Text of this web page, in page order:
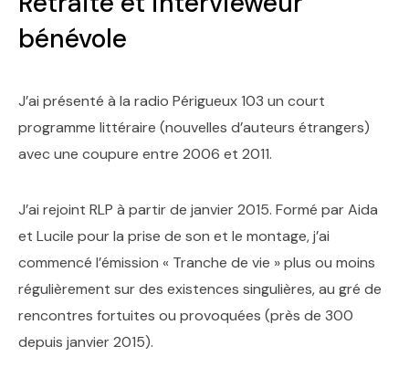
bénévole
J’ai présenté à la radio Périgueux 103 un court
programme littéraire (nouvelles d’auteurs étrangers)
avec une coupure entre 2006 et 2011.
J’ai rejoint RLP à partir de janvier 2015. Formé par Aida
et Lucile pour la prise de son et le montage, j’ai
commencé l’émission « Tranche de vie » plus ou moins
régulièrement sur des existences singulières, au gré de
rencontres fortuites ou provoquées (près de 300
depuis janvier 2015).